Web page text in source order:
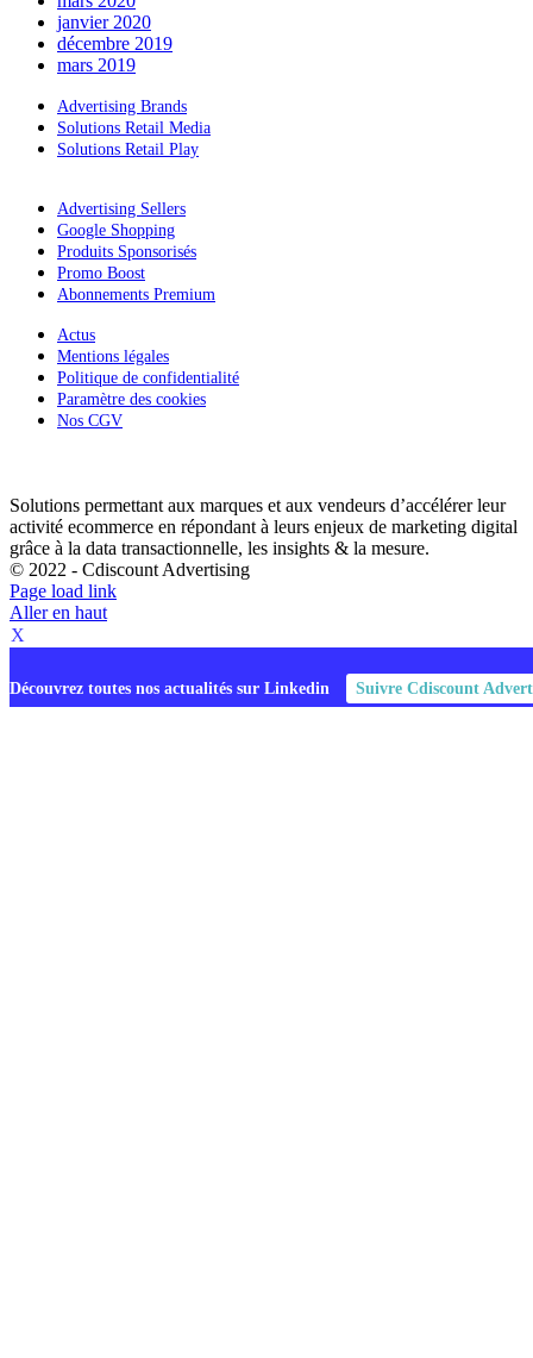
janvier 2020
décembre 2019
mars 2019
Advertising Brands
Solutions Retail Media
Solutions Retail Play
Advertising Sellers
Google Shopping
Produits Sponsorisés
Promo Boost
Abonnements Premium
Actus
Mentions légales
Politique de confidentialité
Paramètre des cookies
Nos CGV
Solutions permettant aux marques et aux vendeurs d’accélérer leur
activité ecommerce en répondant à leurs enjeux de marketing digital
grâce à la data transactionnelle, les insights & la mesure.
© 2022 - Cdiscount Advertising
Page load link
Aller en haut
X
Découvrez toutes nos actualités sur Linkedin Suivre Cdiscount